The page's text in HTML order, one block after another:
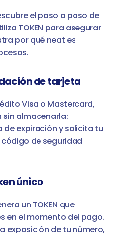
el paso a paso de
TOKEN para asegurar
por qué neat es
de tarjeta
Visa o Mastercard,
sin almacenarla:
de expiración y solicita tu
de seguridad
único
un TOKEN que
en el momento del pago.
exposición de tu número,